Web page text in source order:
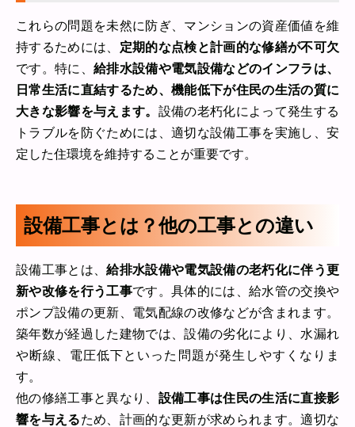
これらの問題を未然に防ぎ、マンションの資産価値を維
持するためには、 定期的な点検と計画的な修繕が不可欠
です。特に、 給排水設備や電気設備などのインフラは、
日常生活に直結するため、機能低下が住民の生活の質に
大きな影響を与えます。 設備の老朽化によって発生する
トラブルを防ぐためには、適切な設備工事を実施し、安
定した住環境を維持することが重要です。
設備工事とは？他の工事との違い
設備工事とは、給排水設備や電気設備の老朽化に伴う更
新や改修を行う工事です。具体的には、給水管の交換や
ポンプ設備の更新、電気配線の改修などが含まれます。
築年数が経過した建物では、設備の劣化により、水漏れ
や断線、電圧低下といった問題が発生しやすくなりま
す。
他の修繕工事と異なり、 設備工事は住民の生活に直接影
響を与えるため、計画的な更新が求められます。適切な